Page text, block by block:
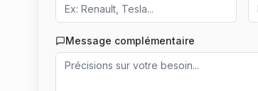
Message complémentaire